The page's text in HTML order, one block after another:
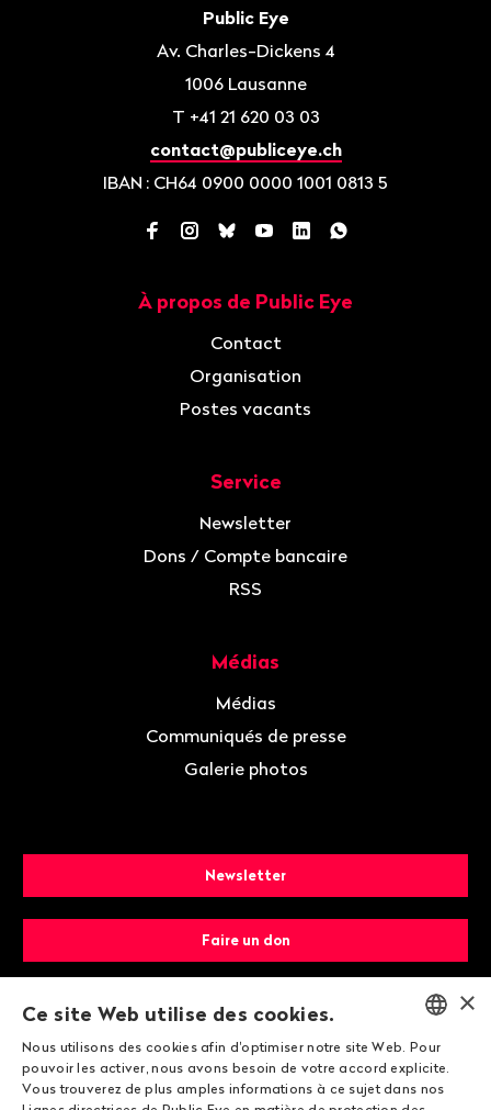
Public Eye
Av. Charles-Dickens 4
1006 Lausanne
T +41 21 620 03 03
contact@publiceye.ch
IBAN : CH64 0900 0000 1001 0813 5
Facebook
Instagram
BlueskyYouTube
LinkedInWhatsApp
À propos de Public Eye
Contact
Organisation
Postes vacants
Service
Newsletter
Dons / Compte bancaire
RSS
Médias
Médias
Communiqués de presse
Galerie photos
Newsletter
Faire un don
Devenir membre
ENGLISH
DEUTSCH
×
Ce site Web utilise des cookies.
Nous utilisons des cookies afin d'optimiser notre site Web. Pour
pouvoir les activer, nous avons besoin de votre accord explicite.
Vous trouverez de plus amples informations à ce sujet dans nos